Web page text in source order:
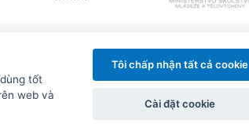
republiky (NPI ČR)
tốt
web và
Tôi chấp nhận tất cả cookie
Cài đặt cookie